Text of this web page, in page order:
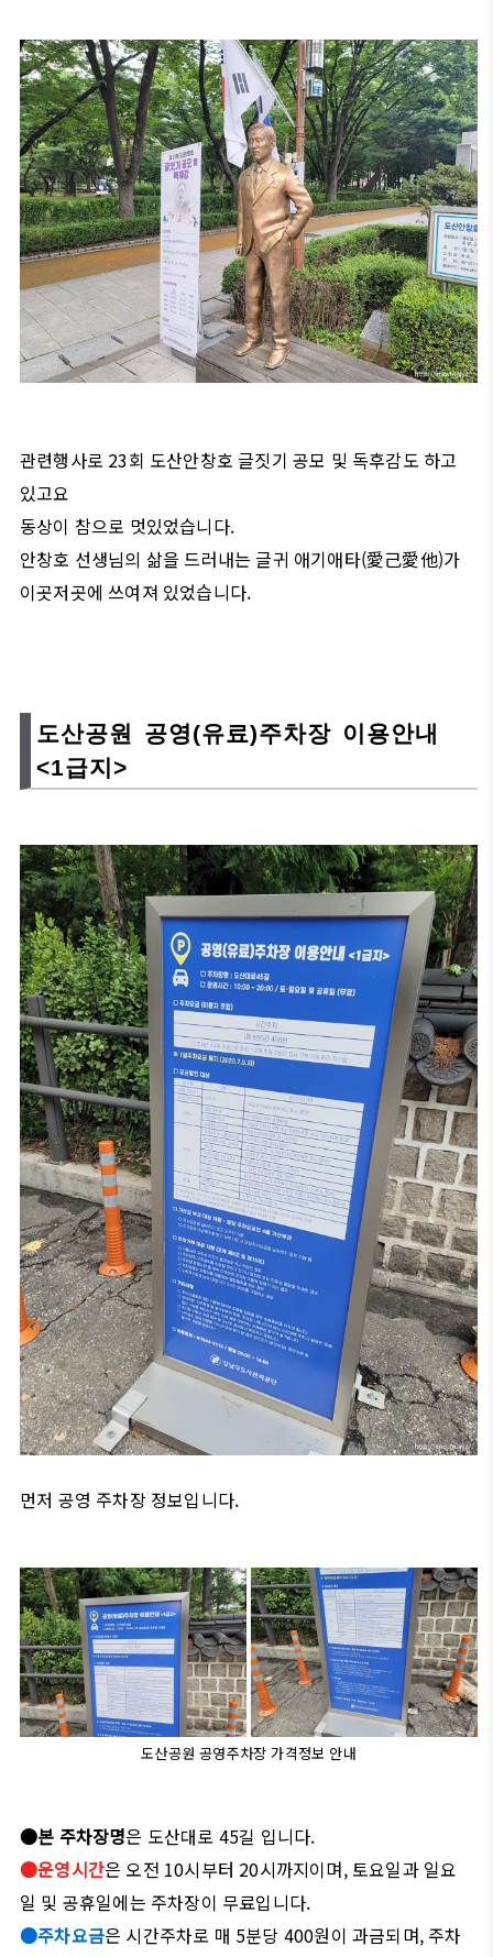
관련행사로 23회 도산안창호 글짓기 공모 및 독후감도 하고
있고요
동상이 참으로 멋있었습니다.
안창호 선생님의 삶을 드러내는 글귀 애기애타(愛己愛他)가
이곳저곳에 쓰여져 있었습니다.
도산공원 공영(유료)주차장 이용안내
<1급지>
먼저 공영 주차장 정보입니다.
도산공원 공영주차장 가격정보 안내
●본 주차장명은 도산대로 45길 입니다.
●운영시간은 오전 10시부터 20시까지이며, 토요일과 일요
일 및 공휴일에는 주차장이 무료입니다.
●주차요금은 시간주차로 매 5분당 400원이 과금되며, 주차